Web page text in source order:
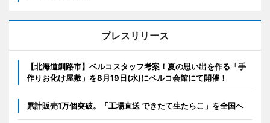
プレスリリース
【北海道釧路市】ベルコスタッフ考案！夏の思い出を作る「手
作りお化け屋敷」を8月19日(水)にベルコ会館にて開催！
累計販売1万個突破。「工場直送 できたて生たらこ」を全国へ